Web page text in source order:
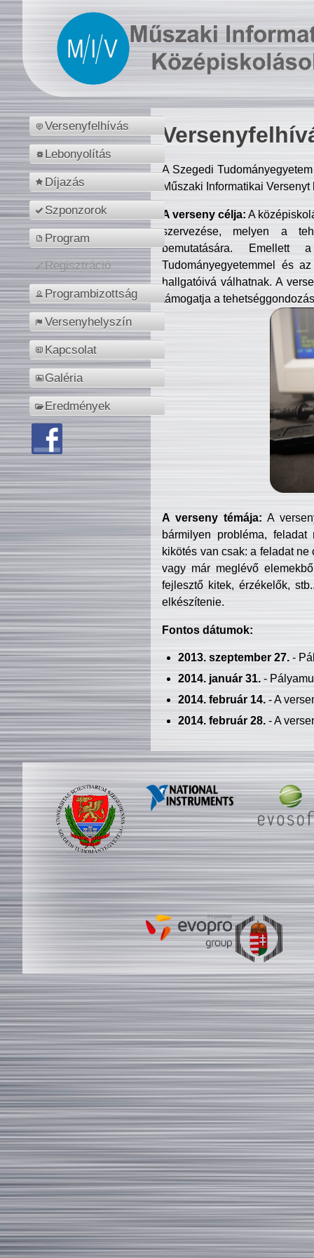
Versenyfelhívás
Lebonyolítás
Díjazás
Szponzorok
Program
Regisztráció
Programbizottság
Versenyhelyszín
Kapcsolat
Galéria
Eredmények
A Szegedi
Műszaki Informatikai
A verseny célja: A
szervezése, melyen a
bemutatására. Emellett
Tudományegyetemmel és
hallgatóivá válhatnak. A
támogatja a
A verseny témája: A
bármilyen probléma, feladat
kikötés van csak: a feladat
vagy már meglévő
fejlesztő kitek, érzékelők,
elkészítenie.
Fontos dátumok:
2013. szeptember 27.-
2014. január 31.-
2014. február 14.- A
2014. február 28.- A